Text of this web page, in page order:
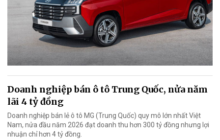
Doanh nghiệp bán ô tô Trung Quốc, nửa năm
lãi 4 tỷ đồng
Doanh nghiệp bán lẻ ô tô MG (Trung Quốc) quy mô lớn nhất Việt
Nam, nửa đầu năm 2026 đạt doanh thu hơn 300 tỷ đồng nhưng lợi
nhuận chỉ hơn 4 tỷ đồng.